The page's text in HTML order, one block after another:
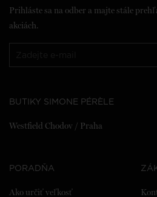
PORADŇA
Ako určiť veľkosť
Prihláste sa na odber a majte stále
akciách.
BUTIKY SIMONE PÉRÈLE
Westfield Chodov / Praha